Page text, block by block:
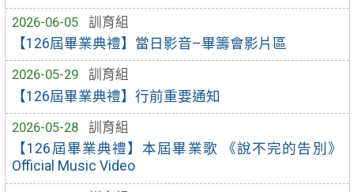
2026-06-05
訓育組
【126屆畢業典禮】當日影音–畢籌會影片區
2026-05-29
訓育組
【126屆畢業典禮】行前重要通知
2026-05-28
訓育組
【126屆畢業典禮】本屆畢業歌 《說不完的告別》
Official Music Video